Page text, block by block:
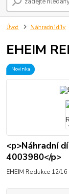
Úvod Náhradní díly
EHEIM
Novinka
<p>Náhradní
4003980</p>
EHEIM Redukce 12/16